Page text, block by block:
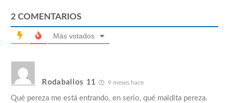
2 COMENTARIOS
Más votados
Rodaballos 11 9 meses hace
Qué pereza me está entrando, en serio, qué maldita pereza.